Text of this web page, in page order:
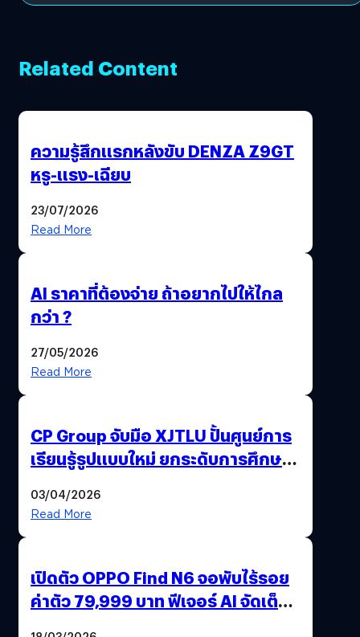
Related Content
ความรู้สึกแรกหลังขับ DENZA Z9GT
หรู-แรง-เฉียบ
23/07/2026
Read More
AI ราคาที่ต้องจ่าย ถ้าอยากไปให้ไกล
กว่า ?
27/05/2026
Read More
CP Group จับมือ XJTLU ปั้นศูนย์การ
เรียนรู้รูปแบบใหม่ ยกระดับการศึกษา
03/04/2026
Read More
เปิดตัว OPPO Find N6 จอพับไร้รอย
ค่าตัว 79,999 บาท ฟีเจอร์ AI จัดเต็ม